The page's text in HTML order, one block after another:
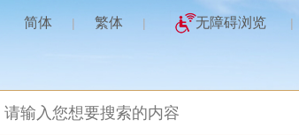
简体 | 繁体 | 无障碍浏览 |